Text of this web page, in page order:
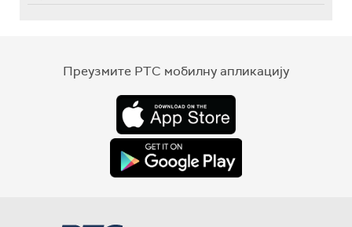
Преузмите РТС мобилну апликацију